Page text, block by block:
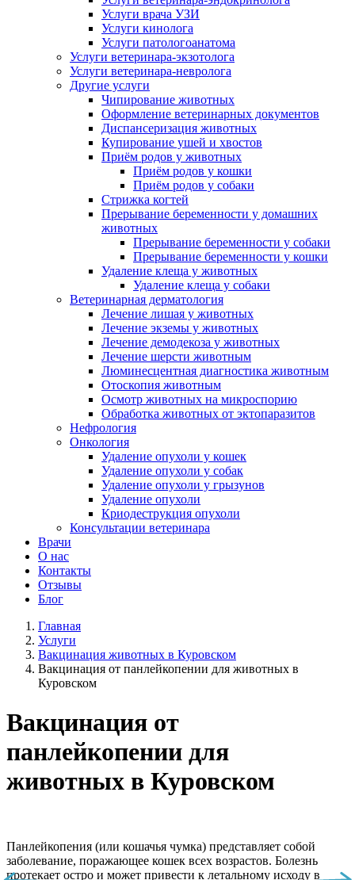
Услуги врача УЗИ
Услуги кинолога
Услуги патологоанатома
Услуги ветеринара-экзотолога
Услуги ветеринара-невролога
Другие услуги
Чипирование животных
Оформление ветеринарных документов
Диспансеризация животных
Купирование ушей и хвостов
Приём родов у животных
Приём родов у кошки
Приём родов у собаки
Стрижка когтей
Прерывание беременности у домашних
животных
Прерывание беременности у собаки
Прерывание беременности у кошки
Удаление клеща у животных
Удаление клеща у собаки
Ветеринарная дерматология
Лечение лишая у животных
Лечение экземы у животных
Лечение демодекоза у животных
Лечение шерсти животным
Люминесцентная диагностика животным
Отоскопия животным
Осмотр животных на микроспорию
Обработка животных от эктопаразитов
Нефрология
Онкология
Удаление опухоли у кошек
Удаление опухоли у собак
Удаление опухоли у грызунов
Удаление опухоли
Криодеструкция опухоли
Консультации ветеринара
Врачи
О нас
Контакты
Отзывы
Блог
Главная
Услуги
Вакцинация животных в Куровском
Вакцинация от панлейкопении для животных в
Куровском
Вакцинация от
панлейкопении для
животных в Куровском
Панлейкопения (или кошачья чумка) представляет собой
заболевание, поражающее кошек всех возрастов. Болезнь
протекает остро и может привести к летальному исходу в